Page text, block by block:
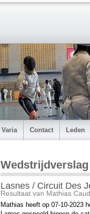
Varia Contact Leden
Wedstrijdverslag
Lasnes / Circuit Des
Resultaat van Mathias
Mathias heeft op 07-10-2023